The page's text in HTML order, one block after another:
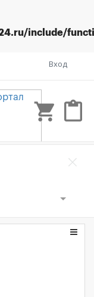
include/
Вход
shopping_cart content_paste